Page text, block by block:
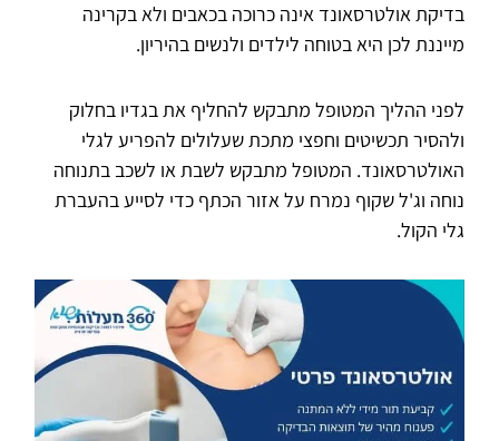
בדיקת אולטרסאונד אינה כרוכה בכאבים ולא בקרינה
מייננת לכן היא בטוחה לילדים ולנשים בהיריון.
לפני ההליך המטופל מתבקש להחליף את בגדיו בחלוק
ולהסיר תכשיטים וחפצי מתכת שעלולים להפריע לגלי
האולטרסאונד. המטופל מתבקש לשבת או לשכב בתנוחה
נוחה וג'ל שקוף נמרח על אזור הכתף כדי לסייע בהעברת
גלי הקול.